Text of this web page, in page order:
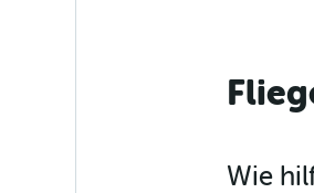
Flüge von
Flüge von
Flüge von
Wie